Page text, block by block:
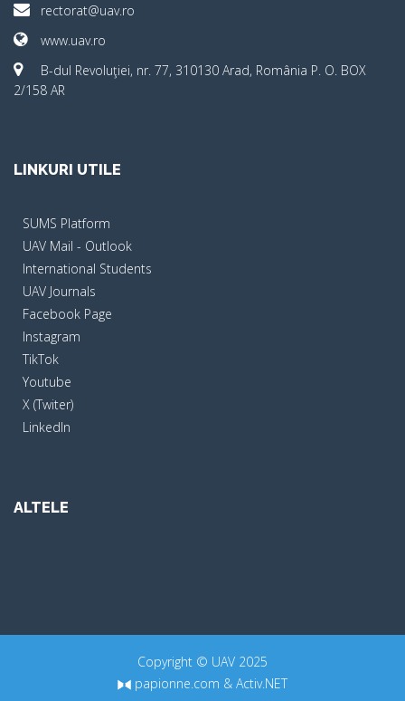
rectorat@uav.ro
www.uav.ro
B-dul Revoluţiei, nr. 77, 310130 Arad, România P. O. BOX
2/158 AR
LINKURI UTILE
SUMS Platform
UAV Mail - Outlook
International Students
UAV Journals
Facebook Page
Instagram
TikTok
Youtube
X (Twiter)
LinkedIn
ALTELE
Copyright © UAV 2025
papionne.com &Activ.NET